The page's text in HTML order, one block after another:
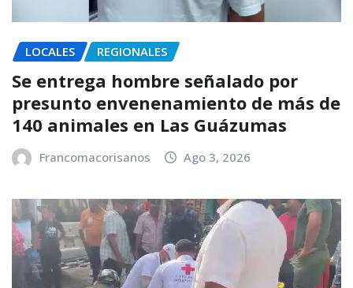
LOCALES REGIONALES
Se entrega hombre señalado por
presunto envenenamiento de más de
140 animales en Las Guázumas
Francomacorisanos Ago 3, 2026